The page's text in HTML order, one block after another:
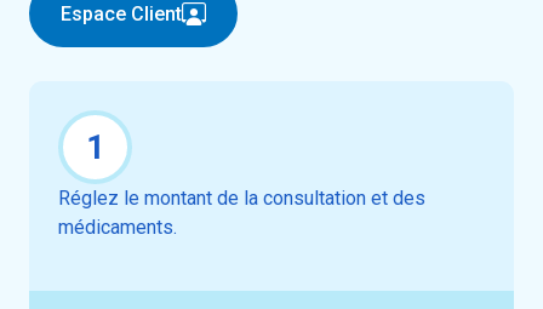
Espace Client
1
Réglez le montant de la consultation et des
médicaments.